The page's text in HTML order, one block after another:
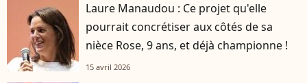
Laure Manaudou : Ce projet qu'elle
pourrait concrétiser aux côtés de sa
nièce Rose, 9 ans, et déjà championne !
15 avril 2026